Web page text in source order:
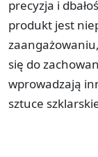
precyzja i
produkt jest
się do
wprowadzają
sztuce